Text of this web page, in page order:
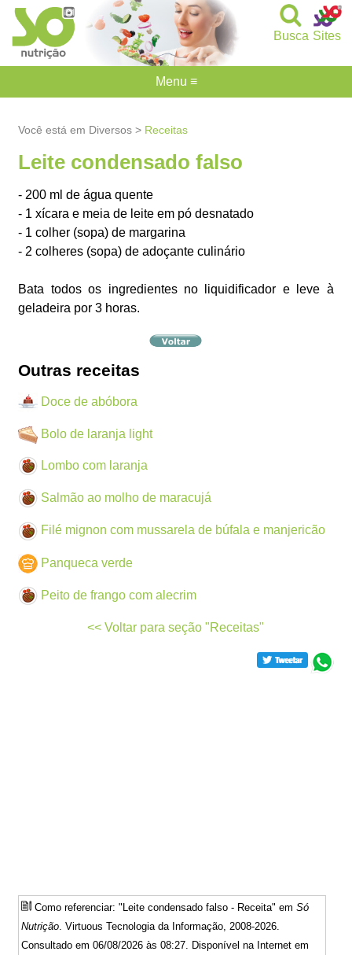
Sites
Busca
Você está em Diversos > Receitas
Leite condensado falso
- 200 ml de água quente
- 1 xícara e meia de leite em pó desnatado
- 1 colher (sopa) de margarina
- 2 colheres (sopa) de adoçante culinário
Bata todos os ingredientes no liquidificador e leve à
geladeira por 3 horas.
Outras receitas
Doce de abóbora
Bolo de laranja light
Lombo com laranja
Salmão ao molho de maracujá
Filé mignon com mussarela de búfala e manjericão
Panqueca verde
Peito de frango com alecrim
<< Voltar para seção "Receitas"
Como referenciar: "Leite condensado falso - Receita" emSó
Nutrição. Virtuous Tecnologia da Informação, 2008-2026.
Consultado em 06/08/2026 às 08:27. Disponível na Internet em